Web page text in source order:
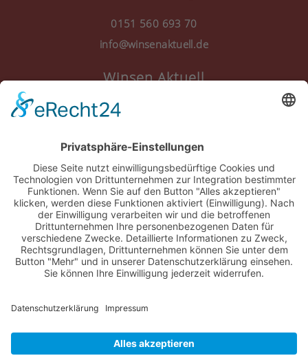
0151 560 693 70
info@winsenaktuell.de
Winsen Aktuell
Nutzungsbedingungen
Über Uns
Datenschutz
Kontakt
Impressum